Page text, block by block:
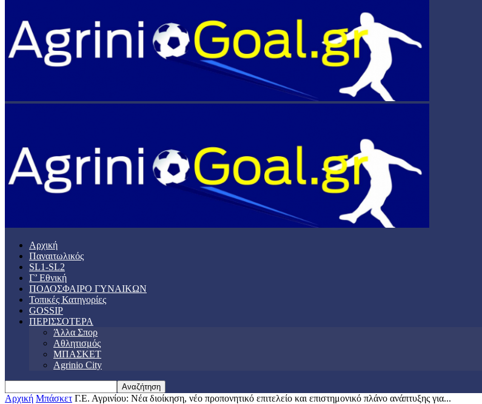
Αρχική
Παναιτωλικός
SL1-SL2
Γ’ Εθνική
ΠΟΔΟΣΦΑΙΡΟ ΓΥΝΑΙΚΩΝ
Τοπικές Κατηγορίες
GOSSIP
ΠΕΡΙΣΣΟΤΕΡΑ
Άλλα Σπορ
Αθλητισμός
ΜΠΑΣΚΕΤ
Agrinio City
Αρχική Μπάσκετ Γ.Ε. Αγρινίου: Νέα διοίκηση, νέο προπονητικό επιτελείο και επιστημονικό πλάνο ανάπτυξης για...